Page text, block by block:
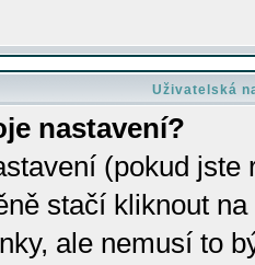
Uživatelská
nastavení?
(pokud
stačí kliknout
ale nemusí to